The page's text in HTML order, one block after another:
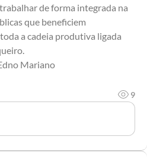
de forma integrada na
que beneficiem
a cadeia produtiva ligada
Mariano
9